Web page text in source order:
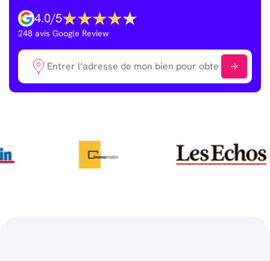
4.0/5
248 avis Google Review